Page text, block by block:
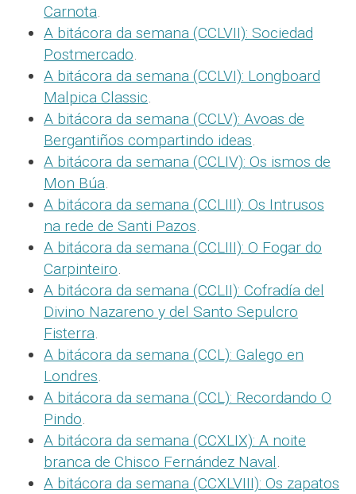
Carnota
A bitácora da semana (CCLVII): Sociedad
Postmercado
A bitácora da semana (CCLVI): Longboard
Malpica Classic
A bitácora da semana (CCLV): Avoas de
Bergantiños compartindo ideas
A bitácora da semana (CCLIV): Os ismos de
Mon Búa
A bitácora da semana (CCLIII): Os Intrusos
na rede de Santi Pazos
A bitácora da semana (CCLIII): O Fogar do
Carpinteiro
A bitácora da semana (CCLII): Cofradía del
Divino Nazareno y del Santo Sepulcro
Fisterra
A bitácora da semana (CCL): Galego en
Londres
A bitácora da semana (CCL): Recordando O
Pindo
A bitácora da semana (CCXLIX): A noite
branca de Chisco Fernández Naval
A bitácora da semana (CCXLVIII): Os zapatos